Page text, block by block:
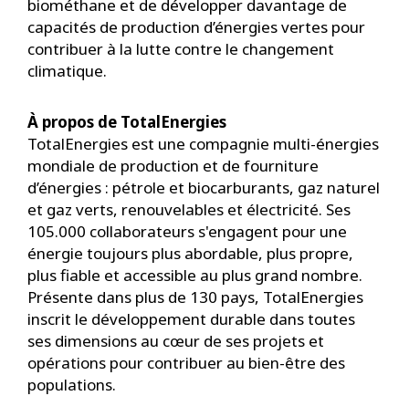
biométhane et de développer davantage de
capacités de production d’énergies vertes pour
contribuer à la lutte contre le changement
climatique.
À propos de TotalEnergies
TotalEnergies est une compagnie multi-énergies
mondiale de production et de fourniture
d’énergies : pétrole et biocarburants, gaz naturel
et gaz verts, renouvelables et électricité. Ses
105.000 collaborateurs s'engagent pour une
énergie toujours plus abordable, plus propre,
plus fiable et accessible au plus grand nombre.
Présente dans plus de 130 pays, TotalEnergies
inscrit le développement durable dans toutes
ses dimensions au cœur de ses projets et
opérations pour contribuer au bien-être des
populations.